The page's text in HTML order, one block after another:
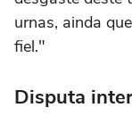
urnas, ainda
fiel."
Disputa